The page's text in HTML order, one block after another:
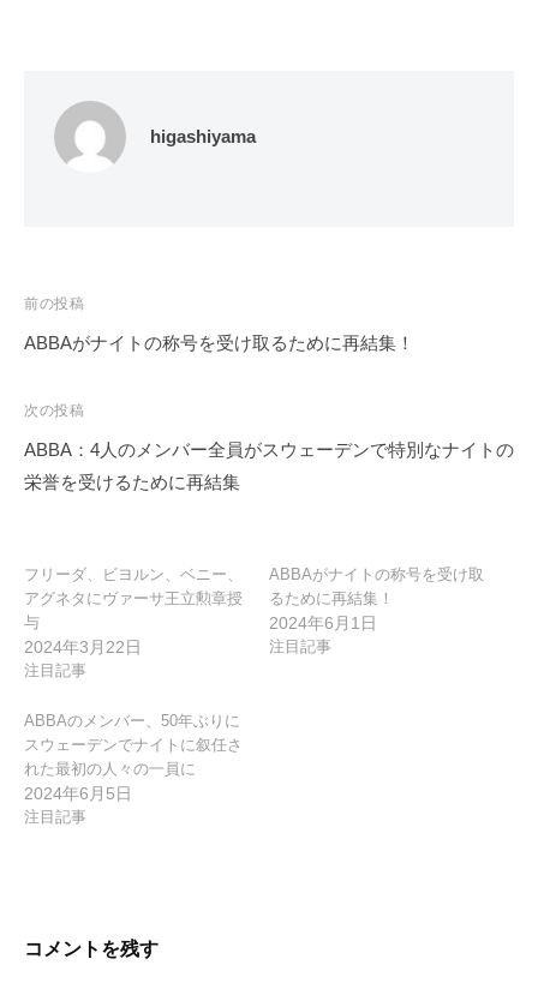
higashiyama
投
稿
ビ
ゲ
ー
ン
前の投稿
ABBAがナイトの称号を受け取るために再結集！
次の投稿
ABBA：4人のメンバー全員がスウェーデンで特別なナイトの
栄誉を受けるために再結集
フリーダ、ビヨルン、ベニー、
アグネタにヴァーサ王立勲章授
与
2024年3月22日
注目記事
ABBAがナイトの称号を受け取
るために再結集！
2024年6月1日
注目記事
ABBAのメンバー、50年ぶりに
スウェーデンでナイトに叙任さ
れた最初の人々の一員に
2024年6月5日
注目記事
コメントを残す